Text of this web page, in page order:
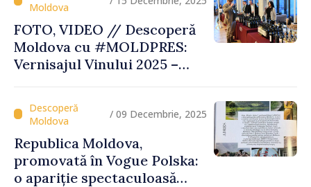
FOTO, VIDEO // Descoperă
Moldova cu #MOLDPRES:
Vernisajul Vinului 2025 –
semnul Vinului Moldovei
/ 09 Decembrie, 2025
Republica Moldova,
promovată în Vogue Polska:
o apariție spectaculoasă